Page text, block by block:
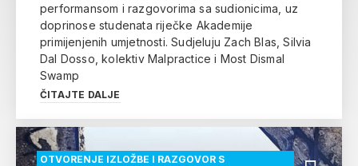
performansom i razgovorima sa sudionicima, uz
doprinose studenata riječke Akademije
primijenjenih umjetnosti. Sudjeluju Zach Blas, Silvia
Dal Dosso, kolektiv Malpractice i Most Dismal
Swamp
ČITAJTE DALJE
OTVORENJE IZLOŽBE I RAZGOVOR S